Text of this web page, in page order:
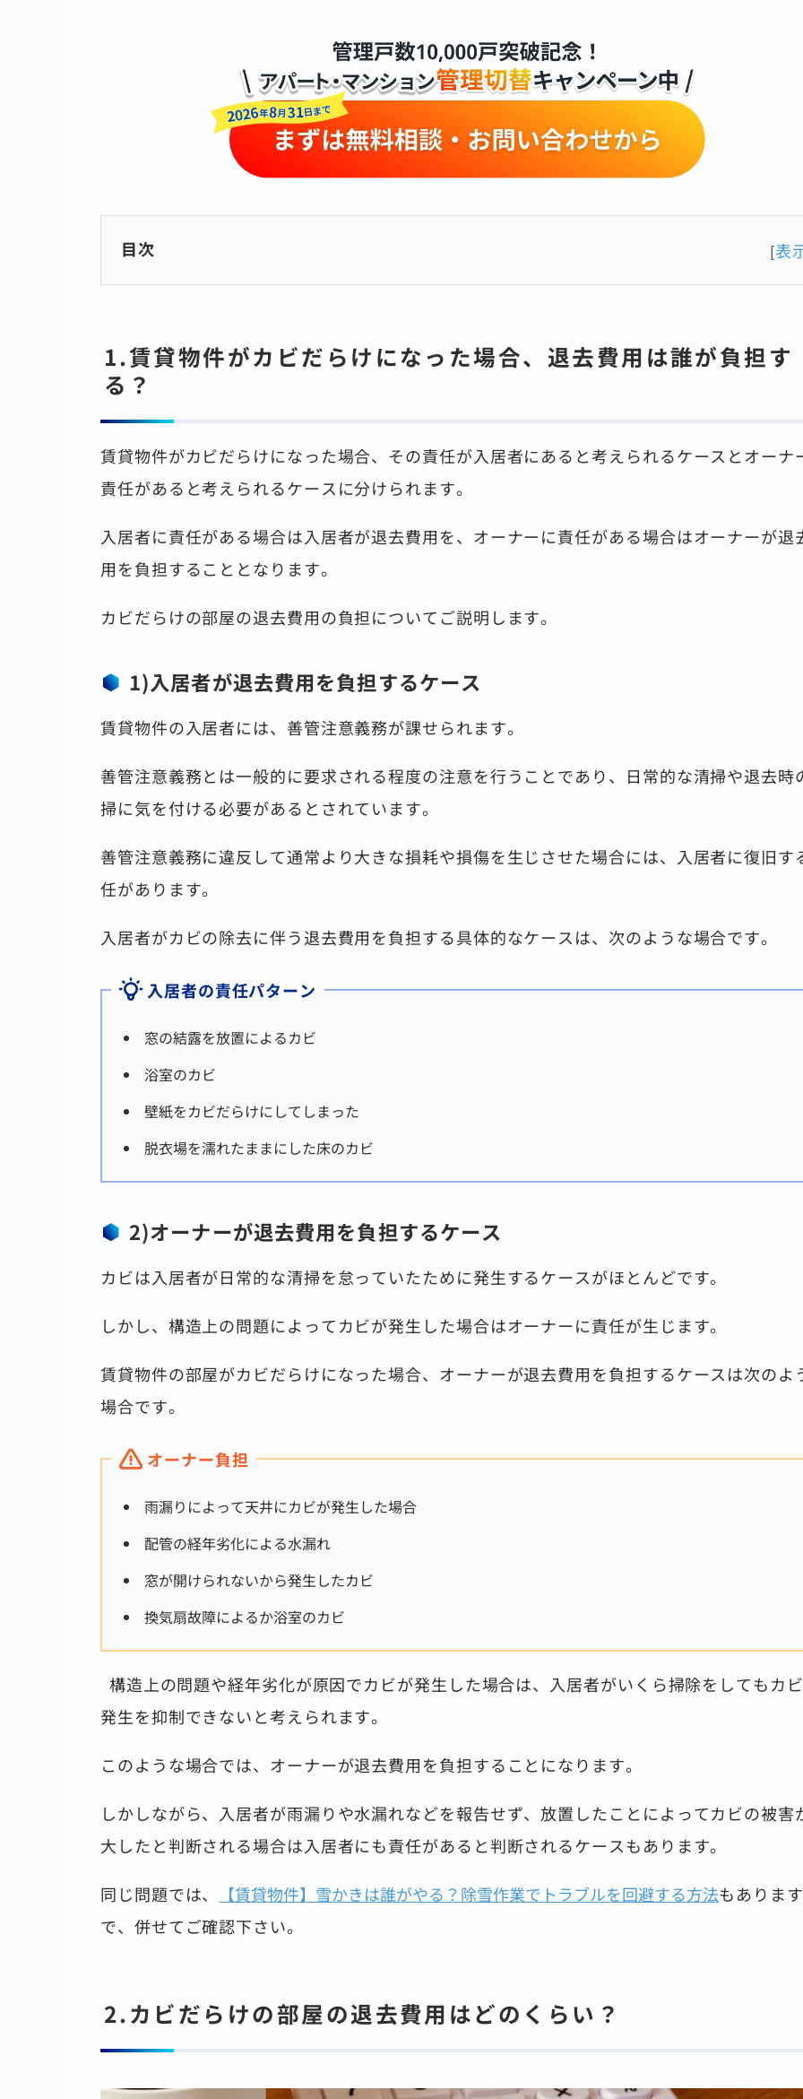
目次 [表
1.賃貸物件がカビだらけになった場合、退去費用は誰が負担す
る？
賃貸物件がカビだらけになった場合、その責任が入居者にあると考えられるケースとオーナ
責任があると考えられるケースに分けられます。
入居者に責任がある場合は入居者が退去費用を、オーナーに責任がある場合はオーナーが退
用を負担することとなります。
カビだらけの部屋の退去費用の負担についてご説明します。
1)入居者が退去費用を負担するケース
賃貸物件の入居者には、善管注意義務が課せられます。
善管注意義務とは一般的に要求される程度の注意を行うことであり、日常的な清掃や退去時
掃に気を付ける必要があるとされています。
善管注意義務に違反して通常より大きな損耗や損傷を生じさせた場合には、入居者に復旧す
任があります。
入居者がカビの除去に伴う退去費用を負担する具体的なケースは、次のような場合です。
入居者の責任パターン
窓の結露を放置によるカビ
浴室のカビ
壁紙をカビだらけにしてしまった
脱衣場を濡れたままにした床のカビ
2)オーナーが退去費用を負担するケース
カビは入居者が日常的な清掃を怠っていたために発生するケースがほとんどです。
しかし、構造上の問題によってカビが発生した場合はオーナーに責任が生じます。
賃貸物件の部屋がカビだらけになった場合、オーナーが退去費用を負担するケースは次のよ
場合です。
オーナー負担
雨漏りによって天井にカビが発生した場合
配管の経年劣化による水漏れ
窓が開けられないから発生したカビ
換気扇故障によるか浴室のカビ
構造上の問題や経年劣化が原因でカビが発生した場合は、入居者がいくら掃除をしてもカ
発生を抑制できないと考えられます。
このような場合では、オーナーが退去費用を負担することになります。
しかしながら、入居者が雨漏りや水漏れなどを報告せず、放置したことによってカビの被害
大したと判断される場合は入居者にも責任があると判断されるケースもあります。
同じ問題では、 【賃貸物件】雪かきは誰がやる？除雪作業でトラブルを回避する方法もありま
で、併せてご確認下さい。
2.カビだらけの部屋の退去費用はどのくらい？